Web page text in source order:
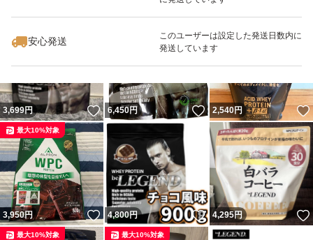
安心発送
このユーザーは設定した発送日数内に
発送しています
いいね！
4,299
3,699円 いいね！
6,450円 いいね！
2,540円
3,950円 いいね！
最大10%対象
4,800円 いいね！
4,295円
最大10%対象 最大10%対象